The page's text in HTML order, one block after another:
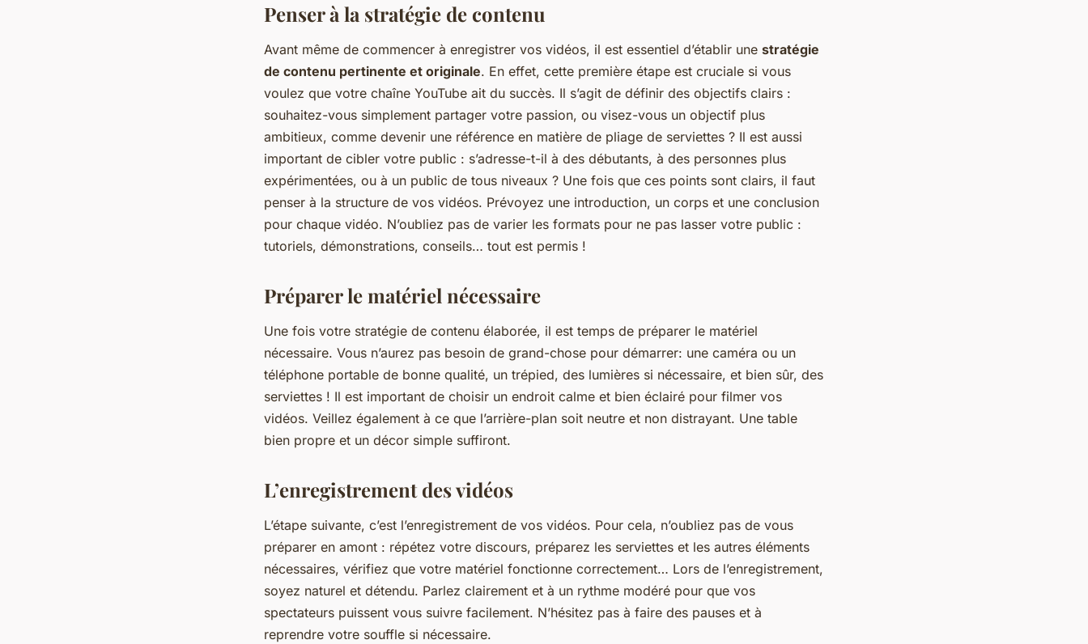
Penser à la stratégie de contenu
Avant même de commencer à enregistrer vos vidéos, il est essentiel d’établir une stratégie
de contenu pertinente et originale. En effet, cette première étape est cruciale si vous
voulez que votre chaîne YouTube ait du succès. Il s’agit de définir des objectifs clairs :
souhaitez-vous simplement partager votre passion, ou visez-vous un objectif plus
ambitieux, comme devenir une référence en matière de pliage de serviettes ? Il est aussi
important de cibler votre public : s’adresse-t-il à des débutants, à des personnes plus
expérimentées, ou à un public de tous niveaux ? Une fois que ces points sont clairs, il faut
penser à la structure de vos vidéos. Prévoyez une introduction, un corps et une conclusion
pour chaque vidéo. N’oubliez pas de varier les formats pour ne pas lasser votre public :
tutoriels, démonstrations, conseils… tout est permis !
Préparer le matériel nécessaire
Une fois votre stratégie de contenu élaborée, il est temps de préparer le matériel
nécessaire. Vous n’aurez pas besoin de grand-chose pour démarrer: une caméra ou un
téléphone portable de bonne qualité, un trépied, des lumières si nécessaire, et bien sûr, des
serviettes ! Il est important de choisir un endroit calme et bien éclairé pour filmer vos
vidéos. Veillez également à ce que l’arrière-plan soit neutre et non distrayant. Une table
bien propre et un décor simple suffiront.
L’enregistrement des vidéos
L’étape suivante, c’est l’enregistrement de vos vidéos. Pour cela, n’oubliez pas de vous
préparer en amont : répétez votre discours, préparez les serviettes et les autres éléments
nécessaires, vérifiez que votre matériel fonctionne correctement… Lors de l’enregistrement,
soyez naturel et détendu. Parlez clairement et à un rythme modéré pour que vos
spectateurs puissent vous suivre facilement. N’hésitez pas à faire des pauses et à
reprendre votre souffle si nécessaire.